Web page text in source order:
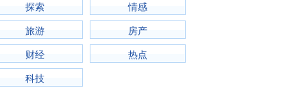
探索 情感
旅游 房产
财经 热点
科技